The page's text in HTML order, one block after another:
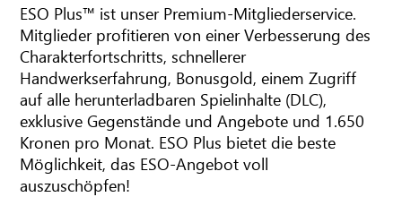
ESO Plus™ ist unser Premium-Mitgliederservice.
Mitglieder profitieren von einer Verbesserung des
Charakterfortschritts, schnellerer
Handwerkserfahrung, Bonusgold, einem Zugriff
auf alle herunterladbaren Spielinhalte (DLC),
exklusive Gegenstände und Angebote und 1.650
Kronen pro Monat. ESO Plus bietet die beste
Möglichkeit, das ESO-Angebot voll
auszuschöpfen!